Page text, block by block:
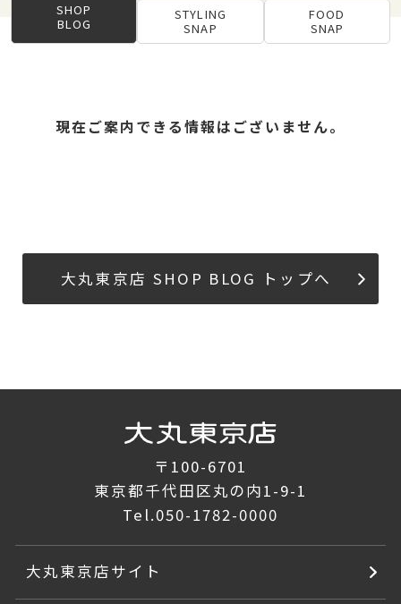
SHOP
BLOG
STYLING
SNAP
FOOD
SNAP
現在ご案内できる情報はございません。
大丸東京店 SHOP BLOG トップへ
〒100-6701
東京都千代田区丸の内1-9-1
Tel.050-1782-0000
大丸東京店サイト